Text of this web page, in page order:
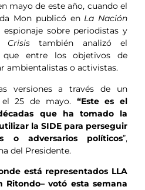
mayo de este año, cuando el
Mon publicó en La Nación
sobre periodistas y
Crisistambién analizó el
entre los objetivos de
ambientalistas o activistas.
versiones a través de un
el 25 de mayo. “Este es el
que ha tomado la
la SIDE para perseguir
o adversarios políticos”,
del Presidente.
está representados LLA
Ritondo– votó esta semana